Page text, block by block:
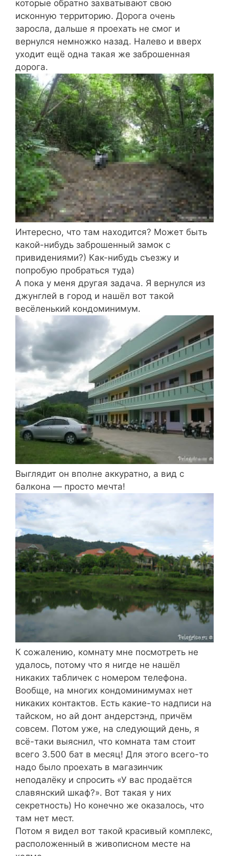
которые обратно захватывают свою
исконную территорию. Дорога очень
заросла, дальше я проехать не смог и
вернулся немножко назад. Налево и вверх
уходит ещё одна такая же заброшенная
дорога.
Интересно, что там находится? Может быть
какой-нибудь заброшенный замок с
привидениями?) Как-нибудь съезжу и
попробую пробраться туда)
А пока у меня другая задача. Я вернулся из
джунглей в город и нашёл вот такой
весёленький кондоминимум.
Выглядит он вполне аккуратно, а вид с
балкона — просто мечта!
К сожалению, комнату мне посмотреть не
удалось, потому что я нигде не нашёл
никаких табличек с номером телефона.
Вообще, на многих кондоминимумах нет
никаких контактов. Есть какие-то надписи на
тайском, но ай донт андерстэнд, причём
совсем. Потом уже, на следующий день, я
всё-таки выяснил, что комната там стоит
всего 3.500 бат в месяц! Для этого всего-то
надо было проехать в магазинчик
неподалёку и спросить «У вас продаётся
славянский шкаф?». Вот такая у них
секретность) Но конечно же оказалось, что
там нет мест.
Потом я видел вот такой красивый комплекс,
расположенный в живописном месте на